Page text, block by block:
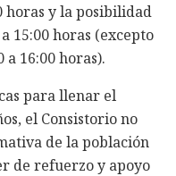
horas y la posibilidad
15:00 horas (excepto
a 16:00 horas).
para llenar el
el Consistorio no
de la población
de refuerzo y apoyo